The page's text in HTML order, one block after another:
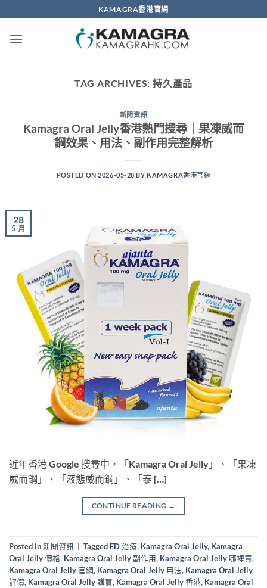
to
content
KAMAGRA香港官網
TAG ARCHIVES: 持久產品
新聞資訊
Kamagra Oral Jelly香港熱門搜尋｜果凍威而
鋼效果、用法、副作用完整解析
POSTED ON2026-05-28 BYKAMAGRA香港官網
28
5 月
近年香港 Google 搜尋中，「Kamagra Oral Jelly」、「果凍
威而鋼」、「液態威而鋼」、「泰 […]
CONTINUE READING →
Posted in新聞資訊 Tagged ED 治療, Kamagra Oral Jelly, Kamagra
Oral Jelly 價格, Kamagra Oral Jelly 副作用, Kamagra Oral Jelly 哪裡買,
Kamagra Oral Jelly 官網, Kamagra Oral Jelly 用法, Kamagra Oral Jelly
評價, Kamagra Oral Jelly 購買, Kamagra Oral Jelly 香港, Kamagra Oral